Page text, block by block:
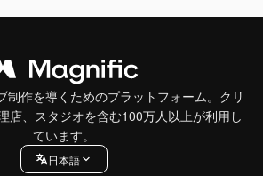
制作を導くためのプラットフォーム。クリ
店、スタジオを含む100万人以上が利用し
ています。
日本語